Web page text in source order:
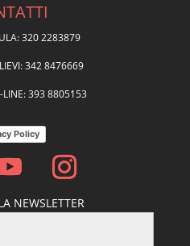
320 2283879
342 8476669
LINE: 393 8805153
Policy
NEWSLETTER